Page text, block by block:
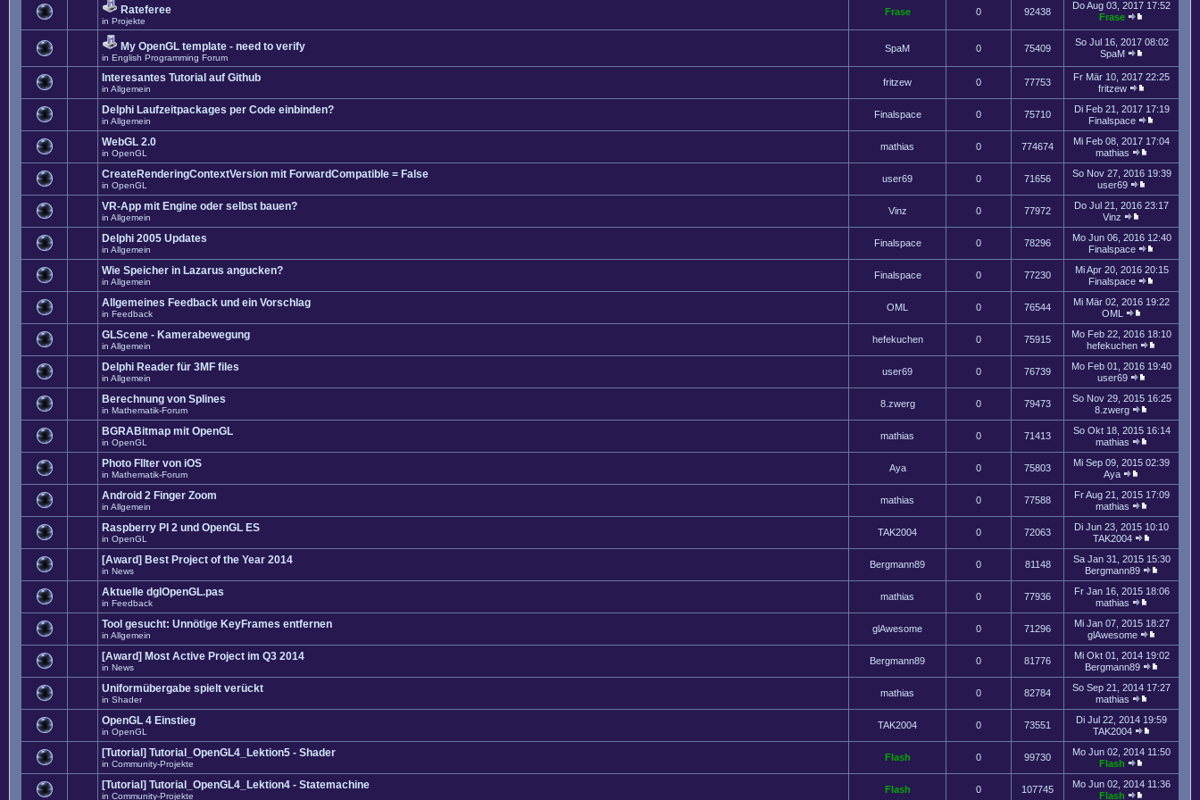
Rateferee
in Projekte
Frase 0 92438
Do Aug 03, 2017 17:52
Frase
My OpenGL template - need to verify
in English Programming Forum
SpaM 0 75409
So Jul 16, 2017 08:02
SpaM
Interesantes Tutorial auf Github
in Allgemein
fritzew 0 77753
Fr Mär 10, 2017 22:25
fritzew
Delphi Laufzeitpackages per Code einbinden?
in Allgemein
Finalspace 0 75710
Di Feb 21, 2017 17:19
Finalspace
WebGL 2.0
in OpenGL
mathias 0 774674
Mi Feb 08, 2017 17:04
mathias
CreateRenderingContextVersion mit ForwardCompatible = False
in OpenGL
user69 0 71656
So Nov 27, 2016 19:39
user69
VR-App mit Engine oder selbst bauen?
in Allgemein
Vinz 0 77972
Do Jul 21, 2016 23:17
Vinz
Delphi 2005 Updates
in Allgemein
Finalspace 0 78296
Mo Jun 06, 2016 12:40
Finalspace
Wie Speicher in Lazarus angucken?
in Allgemein
Finalspace 0 77230
Mi Apr 20, 2016 20:15
Finalspace
Allgemeines Feedback und ein Vorschlag
in Feedback
OML 0 76544
Mi Mär 02, 2016 19:22
OML
GLScene - Kamerabewegung
in Allgemein
hefekuchen 0 75915
Mo Feb 22, 2016 18:10
hefekuchen
Delphi Reader für 3MF files
in Allgemein
user69 0 76739
Mo Feb 01, 2016 19:40
user69
Berechnung von Splines
in Mathematik-Forum
8.zwerg 0 79473
So Nov 29, 2015 16:25
8.zwerg
BGRABitmap mit OpenGL
in OpenGL
mathias 0 71413
So Okt 18, 2015 16:14
mathias
Photo FIlter von iOS
in Mathematik-Forum
Aya 0 75803
Mi Sep 09, 2015 02:39
Aya
Android 2 Finger Zoom
in Allgemein
mathias 0 77588
Fr Aug 21, 2015 17:09
mathias
Raspberry PI 2 und OpenGL ES
in OpenGL
TAK2004 0 72063
Di Jun 23, 2015 10:10
TAK2004
[Award] Best Project of the Year 2014
in News
Bergmann89 0 81148
Sa Jan 31, 2015 15:30
Bergmann89
Aktuelle dglOpenGL.pas
in Feedback
mathias 0 77936
Fr Jan 16, 2015 18:06
mathias
Tool gesucht: Unnötige KeyFrames entfernen
in Allgemein
glAwesome 0 71296
Mi Jan 07, 2015 18:27
glAwesome
[Award] Most Active Project im Q3 2014
in News
Bergmann89 0 81776
Mi Okt 01, 2014 19:02
Bergmann89
Uniformübergabe spielt verückt
in Shader
mathias 0 82784
So Sep 21, 2014 17:27
mathias
OpenGL 4 Einstieg
in OpenGL
TAK2004 0 73551
Di Jul 22, 2014 19:59
TAK2004
[Tutorial] Tutorial_OpenGL4_Lektion5 - Shader
in Community-Projekte
Flash 0 99730
Mo Jun 02, 2014 11:50
Flash
[Tutorial] Tutorial_OpenGL4_Lektion4 - Statemachine
in Community-Projekte
Flash 0 107745
Mo Jun 02, 2014 11:36
Flash